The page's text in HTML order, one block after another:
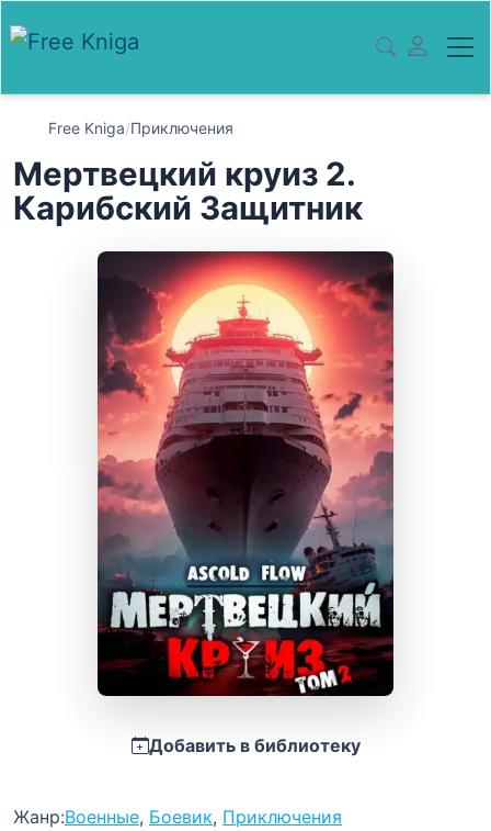
Free Kniga/Приключения
Мертвецкий круиз 2.
Карибский Защитник
Добавить в библиотеку
Жанр:Военные, Боевик, Приключения